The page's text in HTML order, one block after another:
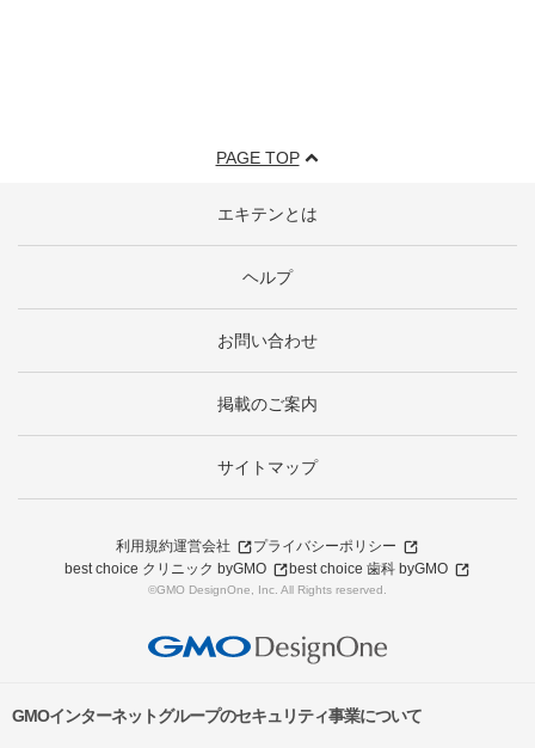
PAGE TOP
エキテンとは
ヘルプ
お問い合わせ
掲載のご案内
サイトマップ
利用規約運営会社
プライバシーポリシー
best choice クリニック byGMO
best choice 歯科 byGMO
©GMO DesignOne, Inc. All Rights reserved.
GMOインターネットグループのセキュリティ事業について